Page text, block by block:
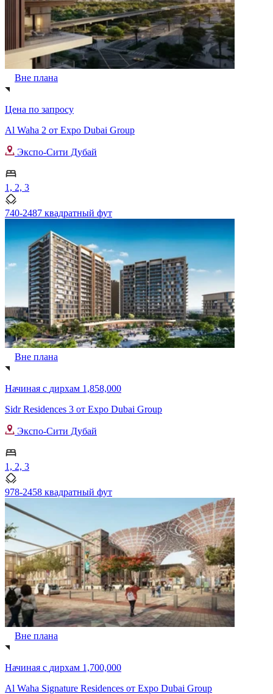
Вне плана
Цена по запросу
Al Waha 2 от Expo Dubai Group
Экспо-Сити Дубай
1, 2, 3
740-2487 квадратный фут
Вне плана
Начиная с дирхам 1,858,000
Sidr Residences 3 от Expo Dubai Group
Экспо-Сити Дубай
1, 2, 3
978-2458 квадратный фут
Вне плана
Начиная с дирхам 1,700,000
Al Waha Signature Residences от Expo Dubai Group